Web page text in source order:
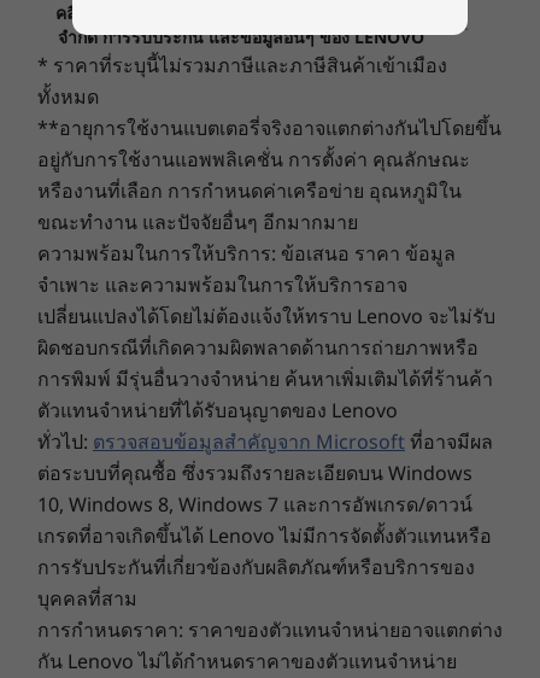
Immersive
Entertainment &
Creative Tools
The 10.95″ 2K display sports narrow bezels for
maximum screen as you binge-watch on
YouTube or jam with booming clarity via
SmartAMP with Waves Audio. Easily capture,
organize, and express ideas on Goodnotes
with the Lenovo USI Pen 2 that sketches and
writes like a real pen.
Design
Display
10.95″ WUXGA 1920 x 1200, 16:10 aspect ratio, 400 nits,
corning glass, TÜV Blue Light
Dimensions (H x W x D)
7.59mm x 166.84mm x 255.30mm
Weight
Starting at .51kg/1.12lbs
Pen
Lenovo USI Pen 2 (optional)
Color
Luna Grey
Specifications may vary depending upon region / model.
Other information
คลิกเพื่อดูข้อมูลที่สำคัญเกี่ยวกับการกำหนดราคา ข้อ
จำกัด การรับประกัน และข้อมูลอื่นๆ ของ LENOVO
* ราคาที่ระบุนี้ไม่รวมภาษีและภาษีสินค้าเข้าเมือง
ทั้งหมด
**อายุการใช้งานแบตเตอรี่จริงอาจแตกต่างกันไปโดยขึ้น
อยู่กับการใช้งานแอพพลิเคชั่น การตั้งค่า คุณลักษณะ
หรืองานที่เลือก การกำหนดค่าเครือข่าย อุณหภูมิใน
ขณะทำงาน และปัจจัยอื่นๆ อีกมากมาย
ความพร้อมในการให้บริการ: ข้อเสนอ ราคา ข้อมูล
จำเพาะ และความพร้อมในการให้บริการอาจ
เปลี่ยนแปลงได้โดยไม่ต้องแจ้งให้ทราบ Lenovo จะไม่รับ
ผิดชอบกรณีที่เกิดความผิดพลาดด้านการถ่ายภาพหรือ
การพิมพ์ มีรุ่นอื่นวางจำหน่าย ค้นหาเพิ่มเติมได้ที่ร้านค้า
ตัวแทนจำหน่ายที่ได้รับอนุญาตของ Lenovo
ทั่วไป: ตรวจสอบข้อมูลสำคัญจาก Microsoftที่อาจมีผล
ต่อระบบที่คุณซื้อ ซึ่งรวมถึงรายละเอียดบน Windows
10, Windows 8, Windows 7 และการอัพเกรด/ดาวน์
เกรดที่อาจเกิดขึ้นได้ Lenovo ไม่มีการจัดตั้งตัวแทนหรือ
การรับประกันที่เกี่ยวข้องกับผลิตภัณฑ์หรือบริการของ
บุคคลที่สาม
การกำหนดราคา: ราคาของตัวแทนจำหน่ายอาจแตกต่าง
กัน Lenovo ไม่ได้กำหนดราคาของตัวแทนจำหน่าย